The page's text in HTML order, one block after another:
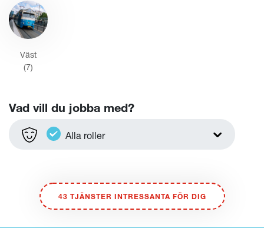
Väst
(7)
Vad vill du jobba med?
Alla roller
43 TJÄNSTER INTRESSANTA FÖR DIG